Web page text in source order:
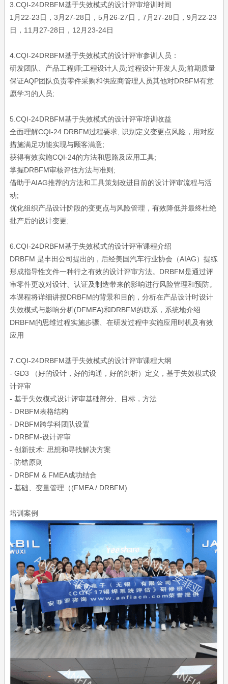
3.CQI-24DRBFM基于失效模式的设计评审培训时间
1月22-23日，3月27-28日，5月26-27日，7月27-28日，9月22-23
日，11月27-28日，12月23-24日
4.CQI-24DRBFM基于失效模式的设计评审参训人员：
研发团队、产品工程师;工程设计人员;过程设计开发人员;前期质量
保证AQP团队负责零件采购和供应商管理人员其他对DRBFM有意
愿学习的人员;
5.CQI-24DRBFM基于失效模式的设计评审培训收益
全面理解CQI-24 DRBFM过程要求, 识别定义变更点风险，用对应
措施满足功能实现与顾客满意;
获得有效实施CQI-24的方法和思路及应用工具;
掌握DRBFM审核评估方法与准则;
借助于AIAG推荐的方法和工具策划改进目前的设计评审流程与活
动;
优化组织产品设计阶段的变更点与风险管理，有效降低并最终杜绝
批产后的设计变更;
6.CQI-24DRBFM基于失效模式的设计评审课程介绍
DRBFM 是丰田公司提出的，后经美国汽车行业协会（AIAG）提练
形成指导性文件一种行之有效的设计评审方法。DRBFM是通过评
审零件更改对设计、认证及制造带来的影响进行风险管理和预防。
本课程将详细讲授DRBFM的背景和目的，分析在产品设计时设计
失效模式与影响分析(DFMEA)和DRBFM的联系，系统地介绍
DRBFM的思维过程实施步骤、在研发过程中实施应用时机及有效
应用
7.CQI-24DRBFM基于失效模式的设计评审课程大纲
- GD3 （好的设计，好的沟通，好的剖析）定义，基于失效模式设
计评审
- 基于失效模式设计评审基础部分、目标，方法
- DRBFM表格结构
- DRBFM跨学科团队设置
- DRBFM-设计评审
- 创新技术: 思想和寻找解决方案
- 防错原则
- DRBFM & FMEA成功结合
- 基础、变量管理（(FMEA / DRBFM)
培训案例